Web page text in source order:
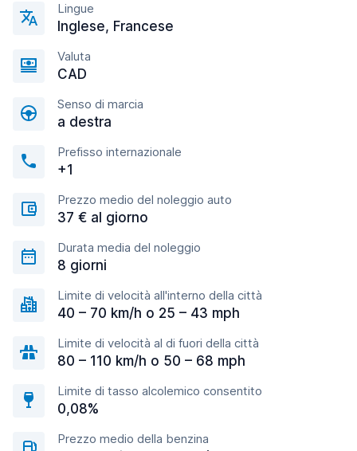
Lingue
Inglese, Francese
Valuta
CAD
Senso di marcia
a destra
Prefisso internazionale
+1
Prezzo medio del noleggio auto
37 € al giorno
Durata media del noleggio
8 giorni
Limite di velocità all'interno della città
40 – 70 km/h o 25 – 43 mph
Limite di velocità al di fuori della città
80 – 110 km/h o 50 – 68 mph
Limite di tasso alcolemico consentito
0,08%
Prezzo medio della benzina